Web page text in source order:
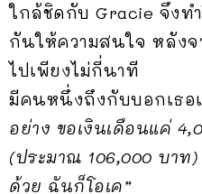
ใกล้ชิดกับ Gracie จึงท
กันให้ความสนใจ หลังจ
ไปเพียงไม่กี่นาที
มีคนหนึ่งถึงกับบอกเธอ
อย่าง ขอเงินเดือนแค่
(ประมาณ 106,000 บาท
ด้วย ฉันก็โอเค”